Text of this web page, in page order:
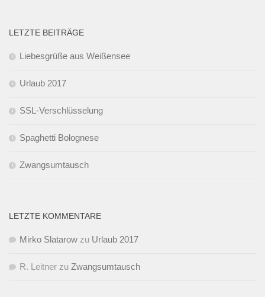
LETZTE BEITRÄGE
Liebesgrüße aus Weißensee
Urlaub 2017
SSL-Verschlüsselung
Spaghetti Bolognese
Zwangsumtausch
LETZTE KOMMENTARE
Mirko Slatarow zu Urlaub 2017
R. Leitner zu Zwangsumtausch